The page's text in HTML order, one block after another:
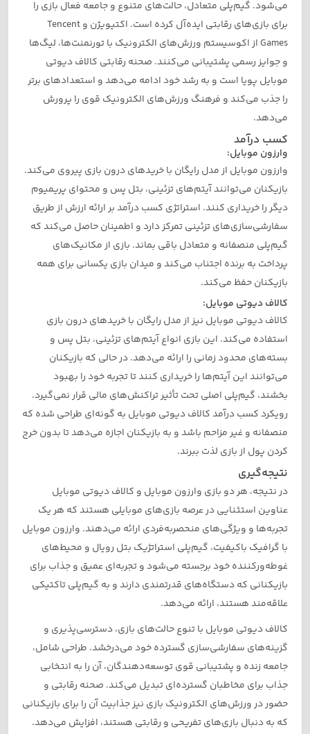
می‌شود. گیم‌پلی متعادل، حالت‌های متنوع و جامعه فعال بازی را
برای بازی‌های رقابتی ایده‌آل کرده است. اکتیویژن و Tencent
Games از اکوسیستم ورزش‌های الکترونیک با تورنمنت‌ها، لیگ‌ها
و جوایز رسمی پشتیبانی می‌کنند. صحنه رقابتی کالاف دیوتی
موبایل پویا است و به رشد خود ادامه می‌دهد و استعدادهای برتر
را جذب می‌کند و فرهنگ ورزش‌های الکترونیک قوی را پرورش
می‌دهد.
کسب درآمد
وارزون موبایل:
وارزون موبایل از مدل رایگان با خریدهای درون بازی پیروی می‌کند.
بازیکنان می‌توانند آیتم‌های تزئینی، بتل پس و محتوای پریمیوم
دیگر را خریداری کنند. استراتژی کسب درآمد بر ارائه ارزش از طریق
سفارشی‌سازی‌های تزئینی تمرکز دارد و اطمینان حاصل می‌کند که
گیم‌پلی منصفانه و متعادل باقی بماند. بازی از مکانیک‌های
پرداخت به برنده اجتناب می‌کند و میدان بازی یکسانی برای همه
بازیکنان حفظ می‌کند.
کالاف دیوتی موبایل:
کالاف دیوتی موبایل نیز از مدل رایگان با خریدهای درون بازی
استفاده می‌کند. این بازی انواع آیتم‌های تزئینی، بتل پس و
بسته‌های محدود زمانی را ارائه می‌دهد. در حالی که بازیکنان
می‌توانند این آیتم‌ها را خریداری کنند تا تجربه خود را بهبود
بخشند، گیم‌پلی اصلی تحت تأثیر تراکنش‌های مالی قرار نمی‌گیرد.
رویکرد کسب درآمد کالاف دیوتی موبایل به گونه‌ای طراحی شده که
منصفانه و غیر مزاحم باشد و به بازیکنان اجازه می‌دهد تا بدون خرج
کردن پول از بازی لذت ببرند.
نتیجه‌گیری
در نتیجه، هر دو بازی وارزون موبایل و کالاف دیوتی موبایل
عناوین استثنایی در عرصه بازی‌های موبایلی هستند که هر یک
تجربه‌ها و ویژگی‌های منحصربه‌فردی ارائه می‌دهند. وارزون موبایل
با گرافیک باکیفیت، گیم‌پلی استراتژیک بتل رویال و محیط‌های
غوطه‌ورکننده خود برجسته می‌شود و تجربه‌ای عمیق و جذاب برای
بازیکنانی که دستگاه‌های قدرتمندی دارند و به گیم‌پلی تاکتیکی
علاقه‌مند هستند، ارائه می‌دهد.
کالاف دیوتی موبایل با تنوع حالت‌های بازی، دسترسی‌پذیری و
گزینه‌های سفارشی‌سازی گسترده خود می‌درخشد. طراحی شامل،
جامعه زنده و پشتیبانی قوی توسعه‌دهندگان، آن را به انتخابی
جذاب برای مخاطبان گسترده‌ای تبدیل می‌کند. صحنه رقابتی و
حضور در ورزش‌های الکترونیک بازی نیز جذابیت آن را برای بازیکنانی
که به دنبال بازی‌های تفریحی و رقابتی هستند، افزایش می‌دهد.